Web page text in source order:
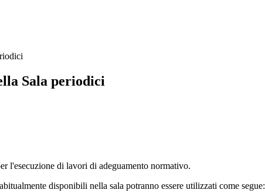
Sala periodici
l'esecuzione di lavori di adeguamento normativo.
disponibili nella sala potranno essere utilizzati come segue: